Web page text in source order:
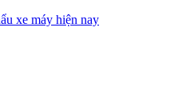
xe máy hiện nay